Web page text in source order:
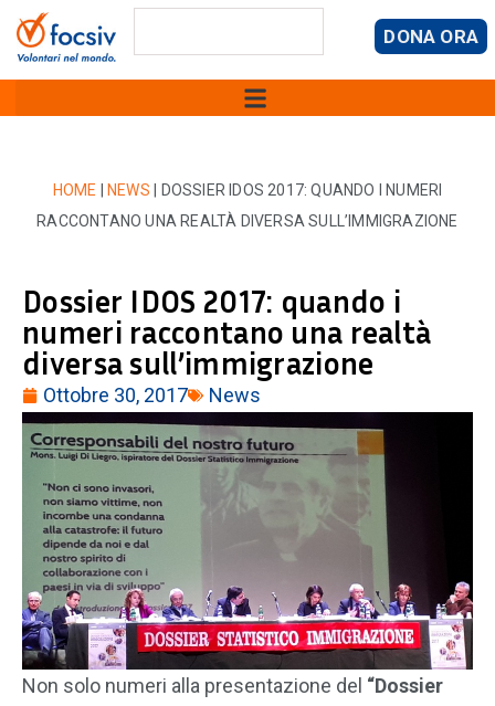
DONA ORA
HOME NEWS
DOSSIER IDOS 2017: QUANDO I NUMERI
RACCONTANO UNA REALTÀ DIVERSA SULL’IMMIGRAZIONE
Dossier IDOS 2017: quando i
numeri raccontano una realtà
diversa sull’immigrazione
Ottobre 30, 2017 News
Non solo numeri alla presentazione del “Dossier